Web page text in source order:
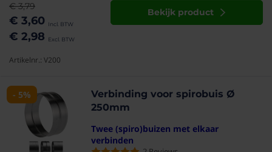
€ 3,60
€ 2,98
€ 3,79
Bekijk product
Artikelnr.: V200
- 5%
Verbinding voor spirobuis Ø
250mm
Twee (spiro)buizen met elkaar
verbinden